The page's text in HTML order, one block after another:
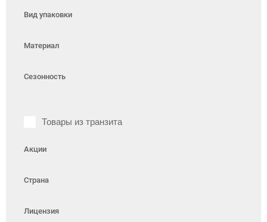
Вид упаковки
Материал
Сезонность
Товары из транзита
Акции
Страна
Лицензия